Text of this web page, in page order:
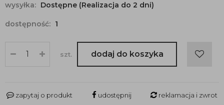
wysyłka: Dostępne (Realizacja do 2 dni)
dostępność: 1
szt. dodaj do koszyka
zapytaj o produkt udostępnij
reklamacja i zwrot